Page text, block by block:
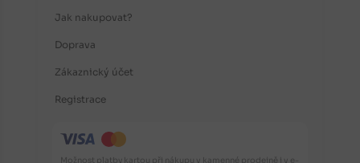
Jak nakupovat?
Doprava
Zákaznický účet
Registrace
Možnost platby kartou při nákupu v kamenné prodejně i v e-